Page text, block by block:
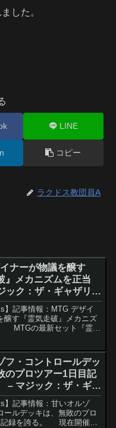
した。
LINE
コピー
ラクドス教団員A
ナーが物議を醸す
』メカニズムを正当
ック：ザ・ギャザリン
】記事情報：MTG デザイ
醸す『霊気走破』メカニズ
MTGの最新セット『霊気
ターンかかる仕様に対し、
フ・コントロールデッ
のプロツアー1日目記
– マジック：ザ・ギャ
】記事情報：甘いオルゾ
ールデッキは、無敗のプロ
記録を誇る。 現在開催中